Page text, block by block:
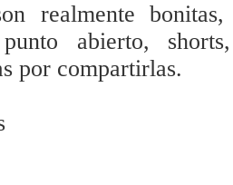
realmente
abierto,
por compartirlas.